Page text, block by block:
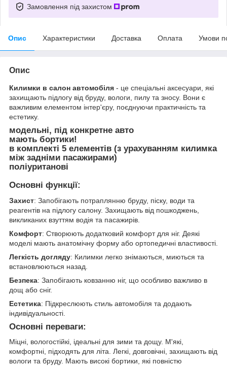
Замовлення під захистом
Опис Характеристики Доставка Оплата Умови
Опис
Килимки в салон автомобіля - це спеціальні аксесуари, які
захищають підлогу від бруду, вологи, пилу та зносу. Вони є
важливим елементом інтер'єру, поєднуючи практичність та
естетику.
модельні, під конкретне авто
мають бортики!
в комплекті 5 елементів (з урахуванням килимка
між задніми пасажирами)
поліуританові
Основні функції:
Захист: Запобігають потраплянню бруду, піску, води та
реагентів на підлогу салону. Захищають від пошкоджень,
викликаних взуттям водія та пасажирів.
Комфорт: Створюють додатковий комфорт для ніг. Деякі
моделі мають анатомічну форму або ортопедичні властивості.
Легкість догляду: Килимки легко знімаються, миються та
встановлюються назад.
Безпека: Запобігають ковзанню ніг, що особливо важливо в
дощ або сніг.
Естетика: Підкреслюють стиль автомобіля та додають
індивідуальності.
Основні переваги:
Міцні, вологостійкі, ідеальні для зими та дощу. М'які,
комфортні, підходять для літа. Легкі, довговічні, захищають від
вологи та бруду. Мають високі бортики, які повністю